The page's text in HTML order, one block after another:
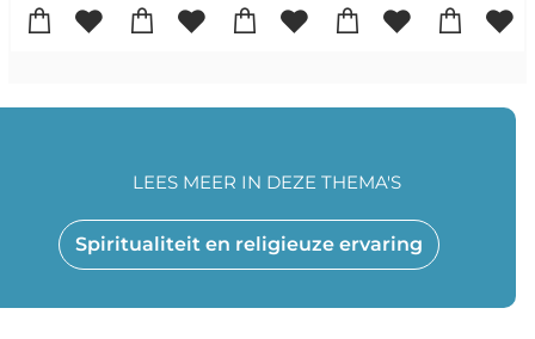
Spiritualiteit en religieuze ervaring
LEES MEER IN DEZE THEMA'S